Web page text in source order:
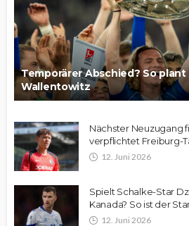
Temporärer Abschied? So
Wallentowitz
Nächster Neuzugang
verpflichtet Freiburg-
12. Juni 2026
Spielt Schalke-Star
Kanada? So ist der
12. Juni 2026